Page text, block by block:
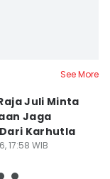
See More
Juli Minta
Jaga
Karhutla
17:58 WIB